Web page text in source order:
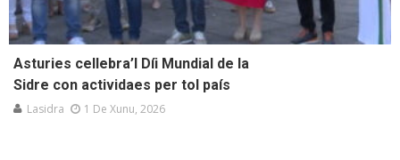
Asturies cellebra’l Díi Mundial de la
Sidre con actividaes per tol país
Lasidra 1 De Xunu, 2026